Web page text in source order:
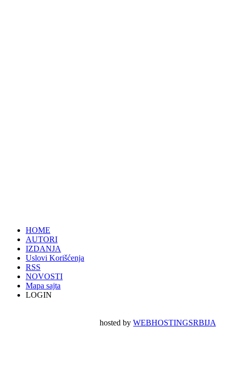
HOME
AUTORI
IZDANJA
Uslovi Korišćenja
RSS
NOVOSTI
Mapa sajta
LOGIN
hosted byWEBHOSTINGSRBIJA